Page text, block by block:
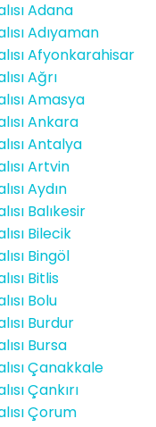
Adana
Adıyaman
Afyonkarahisar
Ağrı
Amasya
Ankara
Antalya
Artvin
Aydın
Balıkesir
Bilecik
Bingöl
Bitlis
Bolu
Burdur
Bursa
Çanakkale
Çankırı
Çorum